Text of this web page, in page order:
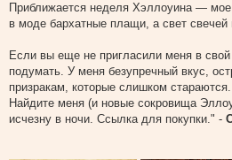
Приближается неделя Хэллоуина —
в моде бархатные плащи, а свет свечей
Если вы еще не пригласили меня в
подумать. У меня безупречный вкус,
призракам, которые слишком стараются.
Найдите меня (и новые сокровища
исчезну в ночи. Ссылка для покупки." -